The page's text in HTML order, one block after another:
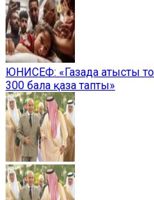
ЮНИСЕФ: «Газада атысты
300 бала қаза тапты»